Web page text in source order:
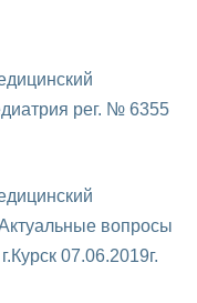
рег. № 6355
вопросы
07.06.2019г.